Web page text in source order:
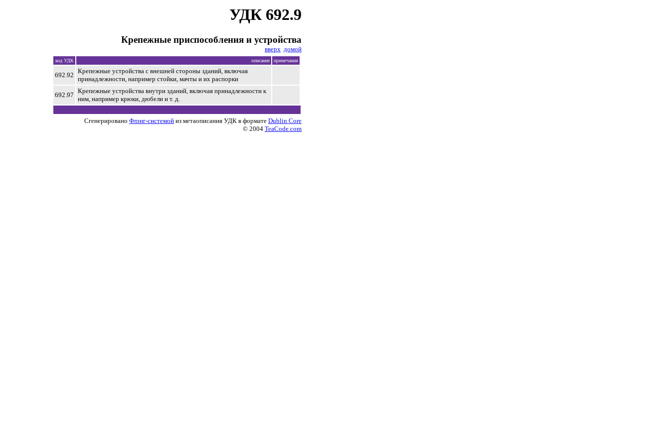
УДК 692.9
Крепежные приспособления и устройства
вверх домой
код УДК описание примечания
692.92
Крепежные устройства с внешней стороны зданий, включая
принадлежности, например стойки, мачты и их распорки
692.97
Крепежные устройства внутри зданий, включая принадлежности к
ним, например крюки, дюбели и т. д.
Сгенерировано Флэнг-системой из метаописания УДК в формате Dublin Core
© 2004 TeaCode.com